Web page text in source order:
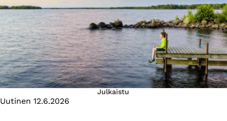
Julkaistu
Uutinen 12.6.2026